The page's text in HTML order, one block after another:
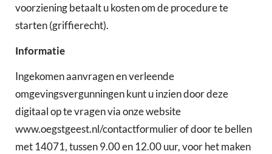
voorziening betaalt u kosten om de procedure te
starten (griffierecht).
Informatie
Ingekomen aanvragen en verleende
omgevingsvergunningen kunt u inzien door deze
digitaal op te vragen via onze website
www.oegstgeest.nl/contactformulier of door te bellen
met 14071, tussen 9.00 en 12.00 uur, voor het maken